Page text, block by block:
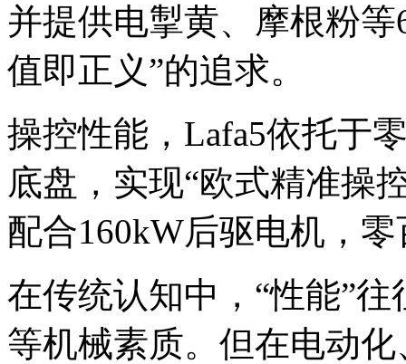
并提供电掣黄、摩根粉
值即正义”的追求。
操控性能，Lafa5依托于
底盘，实现“欧式精准操
配合160kW后驱电机，
在传统认知中，“性能”
等机械素质。但在电动